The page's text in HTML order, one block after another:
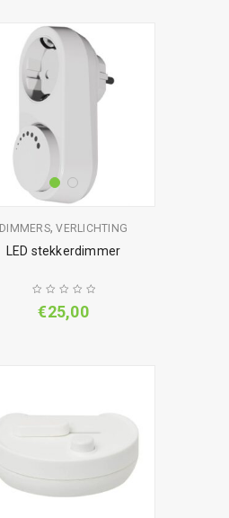
DIMMERS,VERLICHTING
LED stekkerdimmer
€25,00